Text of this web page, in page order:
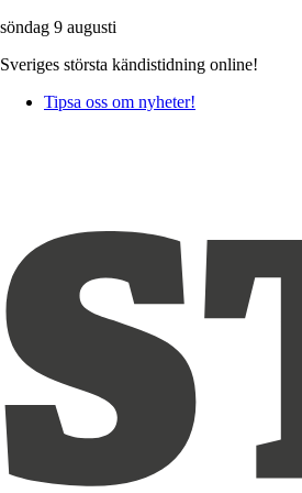
söndag 9 augusti
Sveriges största kändistidning online!
Tipsa oss om nyheter!